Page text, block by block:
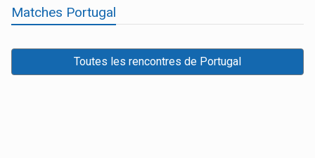
Matches Portugal
Toutes les rencontres de Portugal